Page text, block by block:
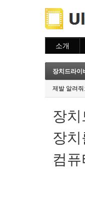
소개
장치드라이
제발 알려줘
장
장
컴